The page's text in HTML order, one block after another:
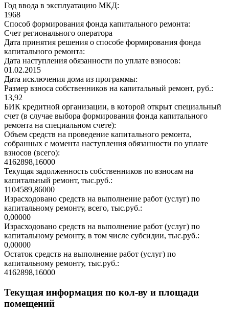
Год ввода в эксплуатацию МКД:
1968
Способ формирования фонда капитального ремонта:
Счет регионального оператора
Дата принятия решения о способе формирования фонда
капитального ремонта:
Дата наступления обязанности по уплате взносов:
01.02.2015
Дата исключения дома из программы:
Размер взноса собственников на капитальный ремонт, руб.:
13,92
БИК кредитной организации, в которой открыт специальный
счет (в случае выбора формирования фонда капитального
ремонта на специальном счете):
Объем средств на проведение капитального ремонта,
собранных с момента наступления обязанности по уплате
взносов (всего):
4162898,16000
Текущая задолженность собственников по взносам на
капитальный ремонт, тыс.руб.:
1104589,86000
Израсходовано средств на выполнение работ (услуг) по
капитальному ремонту, всего, тыс.руб.:
0,00000
Израсходовано средств на выполнение работ (услуг) по
капитальному ремонту, в том числе субсидии, тыс.руб.:
0,00000
Остаток средств на выполнение работ (услуг) по
капитальному ремонту, тыс.руб.:
4162898,16000
Текущая информация по кол-ву и площади
помещений